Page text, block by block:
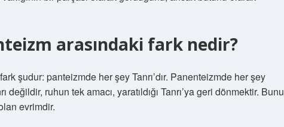
arasındaki fark nedir?
şudur: panteizmde her şey Tanrı’dır. Panenteizmde her şey
değildir, ruhun tek amacı, yaratıldığı Tanrı’ya geri dönmektir. Bunu
evrimdir.